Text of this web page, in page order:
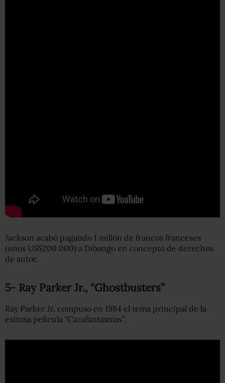
Jackson acabó pagando 1 millón de francos franceses
(unos US$200.000) a Dibango en concepto de derechos
de autor.
5- Ray Parker Jr., “Ghostbusters”
Ray Parker Jr. compuso en 1984 el tema principal de la
exitosa película “Cazafantasmas”.